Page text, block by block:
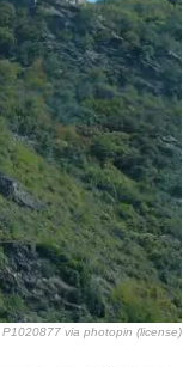
P1020877 via photopin (license)